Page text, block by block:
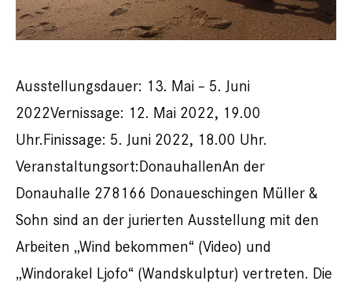
Ausstellungsdauer: 13. Mai – 5. Juni
2022Vernissage: 12. Mai 2022, 19.00
Uhr.Finissage: 5. Juni 2022, 18.00 Uhr.
Veranstaltungsort:DonauhallenAn der
Donauhalle 278166 Donaueschingen Müller &
Sohn sind an der jurierten Ausstellung mit den
Arbeiten „Wind bekommen“ (Video) und
„Windorakel Ljofo“ (Wandskulptur) vertreten. Die